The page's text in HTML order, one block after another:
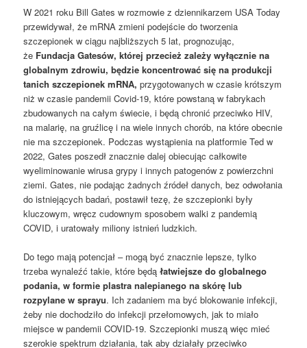
W 2021 roku Bill Gates w rozmowie z dziennikarzem USA Today
przewidywał, że mRNA zmieni podejście do tworzenia
szczepionek w ciągu najbliższych 5 lat, prognozując,
że Fundacja Gatesów, której przecież zależy wyłącznie na
globalnym zdrowiu, będzie koncentrować się na produkcji
tanich szczepionek mRNA, przygotowanych w czasie krótszym
niż w czasie pandemii Covid-19, które powstaną w fabrykach
zbudowanych na całym świecie, i będą chronić przeciwko HIV,
na malarię, na gruźlicę i na wiele innych chorób, na które obecnie
nie ma szczepionek. Podczas wystąpienia na platformie Ted w
2022, Gates poszedł znacznie dalej obiecując całkowite
wyeliminowanie wirusa grypy i innych patogenów z powierzchni
ziemi. Gates, nie podając żadnych źródeł danych, bez odwołania
do istniejących badań, postawił tezę, że szczepionki były
kluczowym, wręcz cudownym sposobem walki z pandemią
COVID, i uratowały miliony istnień ludzkich.
Do tego mają potencjał – mogą być znacznie lepsze, tylko
trzeba wynaleźć takie, które będąłatwiejsze do globalnego
podania, w formie plastra nalepianego na skórę lub
rozpylane w sprayu. Ich zadaniem ma być blokowanie infekcji,
żeby nie dochodziło do infekcji przełomowych, jak to miało
miejsce w pandemii COVID-19. Szczepionki muszą więc mieć
szerokie spektrum działania, tak aby działały przeciwko